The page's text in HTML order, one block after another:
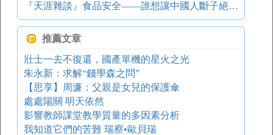
『天涯雜談』食品安全——誰想讓中國人斷子絕孫？
推薦文章
壯士一去不復還，國產單機的星火之光
朱永新：求解“錢學森之問”
【思享】周濂：父親是女兒的保護傘
處處陽關 明天依然
影響教師課堂教學質量的多因素分析
我知道它們的苦難 瑞察•歐貝瑞